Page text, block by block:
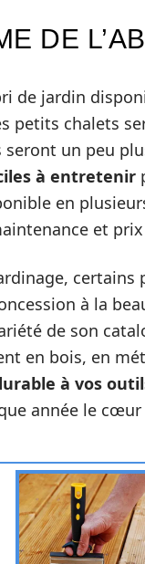
DE
de jardin
petits chalets
un peu
à entretenir
en
et
à la
de son
en bois, en
à vos
année le